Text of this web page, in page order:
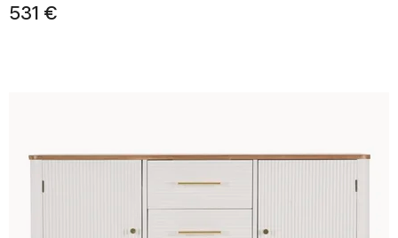
531 €